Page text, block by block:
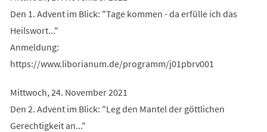
Den 1. Advent im Blick: "Tage kommen - da erfülle ich das
Heilswort..."
Anmeldung:
https://www.liborianum.de/programm/j01pbrv001
Mittwoch, 24. November 2021
Den 2. Advent im Blick: "Leg den Mantel der göttlichen
Gerechtigkeit an..."